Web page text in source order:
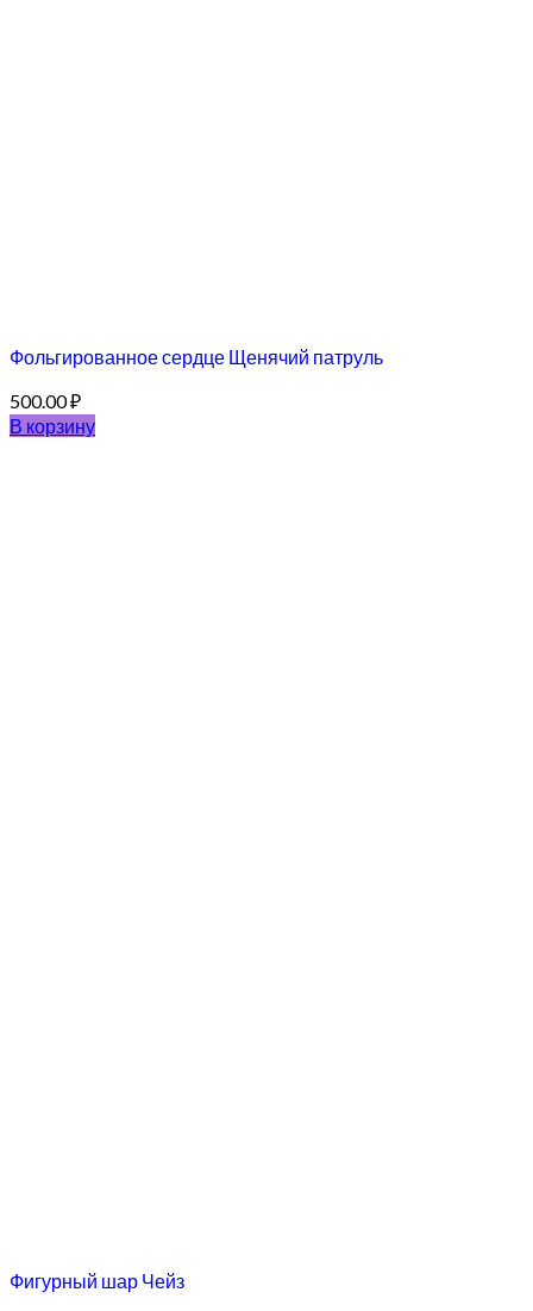
Фольгированное сердце Щенячий патруль
500.00₽
В корзину
Фигурный шар Чейз